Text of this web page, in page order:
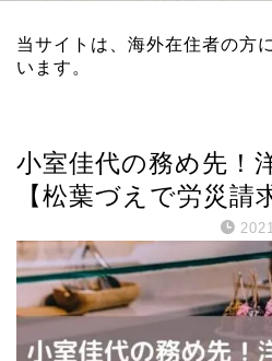
当サイトは、海外在住者の方
います。
小室佳代の務め先！
【松葉づえで労災請